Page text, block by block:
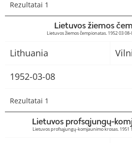
Rezultatai 1
Lietuvos žiemos
Lietuvos žiemos čempionatas. 1952 03
Lithuania
1952-03-08
Rezultatai 1
Lietuvos profsąjungų-
Lietuvos profsąjungų-komjaunimo krosas. 1951